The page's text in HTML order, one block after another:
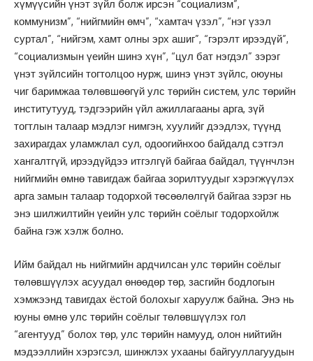
хүмүүсийн үнэт зүйл болж ирсэн “социализм”,
коммунизм”, “нийгмийн өмч”, “хамтач үзэл”, “нэг үзэл
суртал”, “нийгэм, хамт олны эрх ашиг”, “гэрэлт ирээдүй”,
“социализмын үеийн шинэ хүн”, “цул бат нэгдэл” зэрэг
үнэт зүйлсийн тогтолцоо нурж, шинэ үнэт зүйлс, оюуны
чиг баримжаа төлөвшөөгүй улс төрийн систем, улс төрийн
институтууд, тэдгээрийн үйл ажиллагааны арга, зүй
тогтлын талаар мэдлэг нимгэн, хуулийг дээдлэх, түүнд
захирагдах уламжлал сул, одоогийнхоо байдалд сэтгэл
хангалтгүй, ирээдүйдээ итгэлгүй байгаа байдал, түүнчлэн
нийгмийн өмнө тавигдаж байгаа зорилтуудыг хэрэгжүүлэх
арга замын талаар тодорхой төсөөлөлгүй байгаа зэрэг нь
энэ шилжилтийн үеийн улс төрийн соёлыг тодорхойлж
байна гэж хэлж болно.
Ийм байдал нь нийгмийн ардчилсан улс төрийн соёлыг
төлөвшүүлэх асуудал өнөөдөр төр, засгийн бодлогын
хэмжээнд тавигдах ёстой болохыг харуулж байна. Энэ нь
юуны өмнө улс төрийн соёлыг төлөвшүүлэх гол
“агентууд” болох төр, улс төрийн намууд, олон нийтийн
мэдээллийн хэрэгсэл, шинжлэх ухааны байгууллагуудын